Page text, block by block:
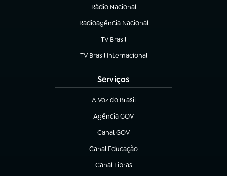
Rádio Nacional
(abre em nova aba)
Radioagência Nacional
(abre em nova aba)
TV Brasil
(abre em nova aba)
TV Brasil Internacional
(abre em nova aba)
Serviços
A Voz do Brasil
(abre em nova aba)
Agência GOV
(abre em nova aba)
Canal GOV
(abre em nova aba)
Canal Educação
(abre em nova aba)
Canal Libras
(abre em nova aba)